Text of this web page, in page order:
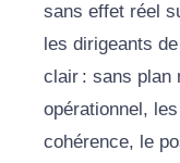
sans effet réel
les dirigeants
clair : sans plan
opérationnel,
cohérence, le